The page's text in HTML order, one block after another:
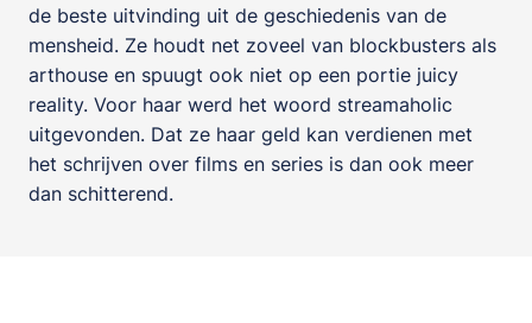
de beste uitvinding uit de geschiedenis van de
mensheid. Ze houdt net zoveel van blockbusters als
arthouse en spuugt ook niet op een portie juicy
reality. Voor haar werd het woord streamaholic
uitgevonden. Dat ze haar geld kan verdienen met
het schrijven over films en series is dan ook meer
dan schitterend.